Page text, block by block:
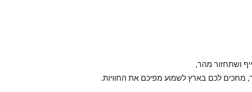
ושתחזור מהר,
מחכים לכם בארץ לשמוע מפיכם את החוויות.